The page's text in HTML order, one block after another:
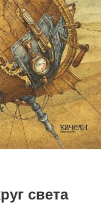
света